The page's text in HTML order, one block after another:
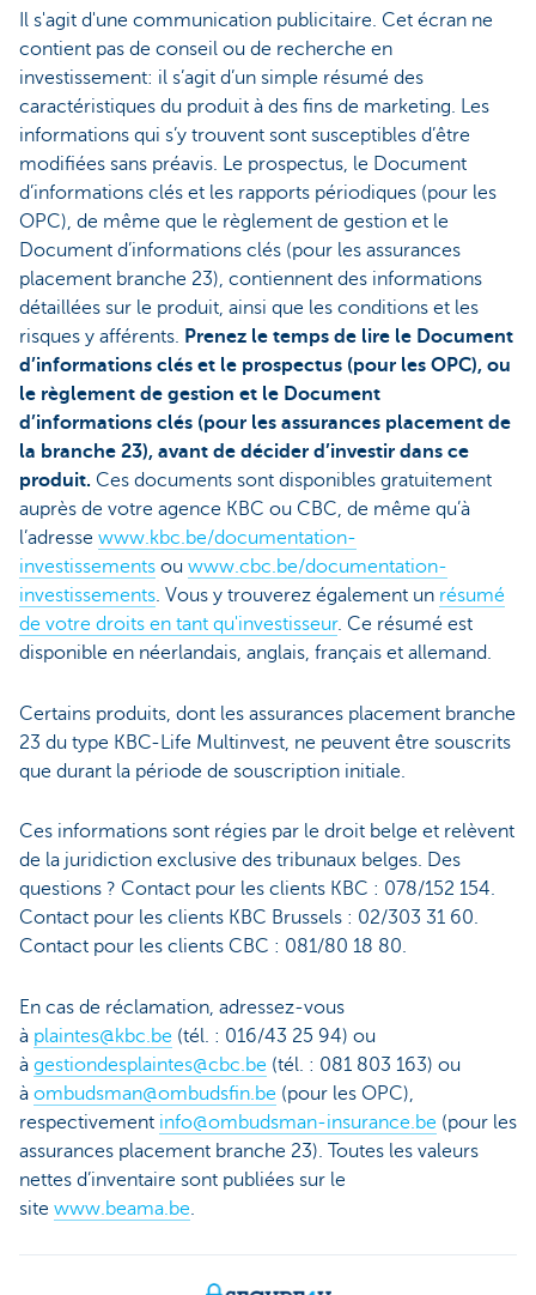
Il s'agit d'une communication publicitaire. Cet écran ne
contient pas de conseil ou de recherche en
investissement: il s’agit d’un simple résumé des
caractéristiques du produit à des fins de marketing. Les
informations qui s’y trouvent sont susceptibles d’être
modifiées sans préavis. Le prospectus, le Document
d’informations clés et les rapports périodiques (pour les
OPC), de même que le règlement de gestion et le
Document d’informations clés (pour les assurances
placement branche 23), contiennent des informations
détaillées sur le produit, ainsi que les conditions et les
risques y afférents. Prenez le temps de lire le Document
d’informations clés et le prospectus (pour les OPC), ou
le règlement de gestion et le Document
d’informations clés (pour les assurances placement de
la branche 23), avant de décider d’investir dans ce
produit. Ces documents sont disponibles gratuitement
auprès de votre agence KBC ou CBC, de même qu’à
l’adresse www.kbc.be/documentation-
investissements ou www.cbc.be/documentation-
investissements. Vous y trouverez également un résumé
de votre droits en tant qu'investisseur. Ce résumé est
disponible en néerlandais, anglais, français et allemand.
Certains produits, dont les assurances placement branche
23 du type KBC-Life Multinvest, ne peuvent être souscrits
que durant la période de souscription initiale.
Ces informations sont régies par le droit belge et relèvent
de la juridiction exclusive des tribunaux belges. Des
questions ? Contact pour les clients KBC : 078/152 154.
Contact pour les clients KBC Brussels : 02/303 31 60.
Contact pour les clients CBC : 081/80 18 80.
En cas de réclamation, adressez-vous
à plaintes@kbc.be (tél. : 016/43 25 94) ou
à gestiondesplaintes@cbc.be (tél. : 081 803 163) ou
à ombudsman@ombudsfin.be (pour les OPC),
respectivement info@ombudsman-insurance.be (pour les
assurances placement branche 23). Toutes les valeurs
nettes d’inventaire sont publiées sur le
site www.beama.be.